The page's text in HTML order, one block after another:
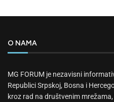
O NAMA
MG FORUM je nezavisni
Republici Srpskoj, Bosna i
kroz rad na društvenim